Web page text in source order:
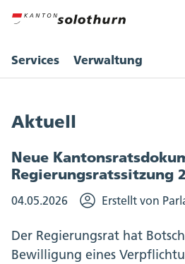
Services Verwaltung
Aktuell
Neue
Regierungsratssitzung
04.05.2026 Erstellt von
Der Regierungsrat hat
Bewilligung eines